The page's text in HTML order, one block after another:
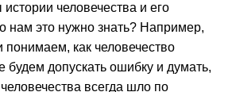
человечества и его
нам это нужно знать? Например,
как человечество
будем допускать ошибку и думать,
всегда шло по